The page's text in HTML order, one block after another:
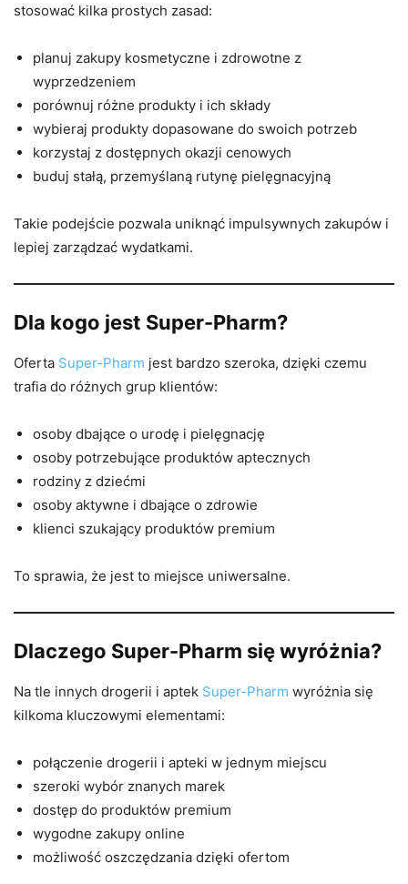
stosować kilka prostych zasad:
planuj zakupy kosmetyczne i zdrowotne z
wyprzedzeniem
porównuj różne produkty i ich składy
wybieraj produkty dopasowane do swoich potrzeb
korzystaj z dostępnych okazji cenowych
buduj stałą, przemyślaną rutynę pielęgnacyjną
Takie podejście pozwala uniknąć impulsywnych zakupów i
lepiej zarządzać wydatkami.
Dla kogo jest Super-Pharm?
Oferta Super-Pharm jest bardzo szeroka, dzięki czemu
trafia do różnych grup klientów:
osoby dbające o urodę i pielęgnację
osoby potrzebujące produktów aptecznych
rodziny z dziećmi
osoby aktywne i dbające o zdrowie
klienci szukający produktów premium
To sprawia, że jest to miejsce uniwersalne.
Dlaczego Super-Pharm się wyróżnia?
Na tle innych drogerii i aptek Super-Pharm wyróżnia się
kilkoma kluczowymi elementami:
połączenie drogerii i apteki w jednym miejscu
szeroki wybór znanych marek
dostęp do produktów premium
wygodne zakupy online
możliwość oszczędzania dzięki ofertom